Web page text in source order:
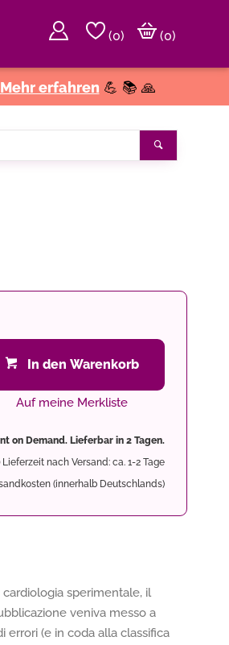
(0)
(0)
erfahren 💪 📚 🙏
In den Warenkorb
Auf meine Merkliste
on Demand. Lieferbar in 2 Tagen.
Lieferzeit nach Versand: ca. 1-2 Tage
(innerhalb Deutschlands)
sperimentale, il
veniva messo a
errori (e in coda alla classifica